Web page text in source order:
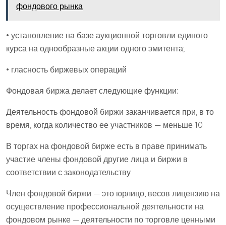
фондового рынка
• установление на базе аукционной торговли единого
курса на однообразные акции одного эмитента;
• гласность биржевых операций
Фондовая биржа делает следующие функции:
Деятельность фондовой биржи заканчивается при, в то
время, когда количество ее участников — меньше 10
В торгах на фондовой бирже есть в праве принимать
участие члены фондовой другие лица и биржи в
соответствии с законодательству
Член фондовой биржи — это юрлицо, весов лицензию на
осуществление профессиональной деятельности на
фондовом рынке — деятельности по торговле ценными